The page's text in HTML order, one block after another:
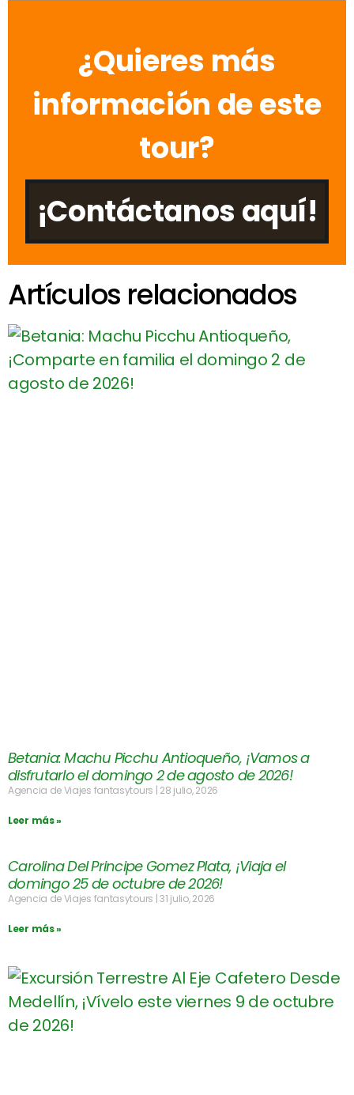
¿Quieres más
información de este
tour?
¡Contáctanos aquí!
Artículos relacionados
Betania: Machu Picchu Antioqueño, ¡Vamos a
disfrutarlo el domingo 2 de agosto de 2026!
Agencia de Viajes fantasytours 28 julio, 2026
Leer más »
Carolina Del Principe Gomez Plata, ¡Viaja el
domingo 25 de octubre de 2026!
Agencia de Viajes fantasytours 31 julio, 2026
Leer más »